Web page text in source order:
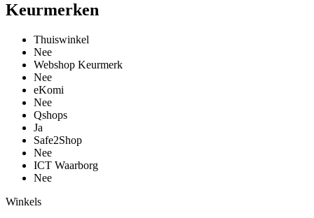
Keurmerken
Thuiswinkel
Nee
Webshop Keurmerk
Nee
eKomi
Nee
Qshops
Ja
Safe2Shop
Nee
ICT Waarborg
Nee
Winkels